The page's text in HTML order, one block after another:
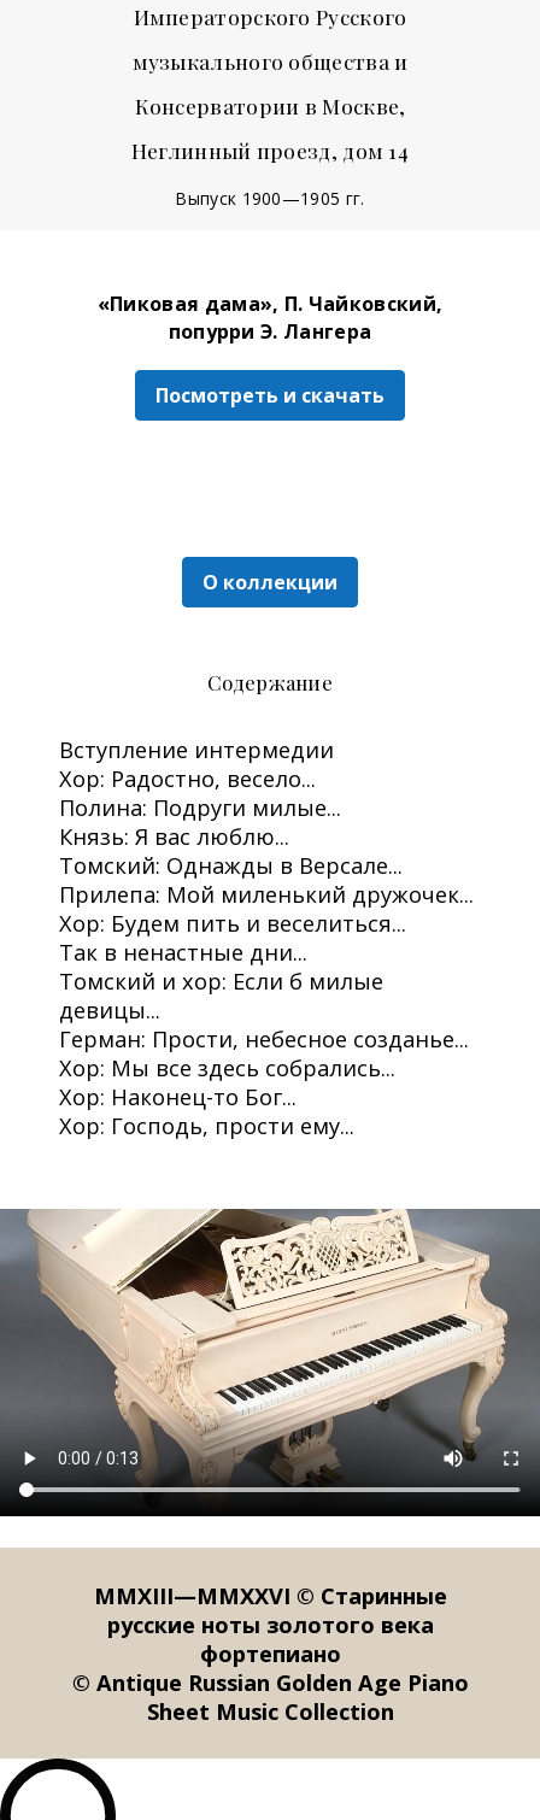
Императорского Русского
музыкального общества и
Консерватории в Москве,
Неглинный проезд, дом 14
Выпуск 1900—1905 гг.
«Пиковая дама», П. Чайковский,
попурри Э. Лангера
Посмотреть и скачать
О коллекции
Содержание
Вступление интермедии
Хор: Радостно, весело...
Полина: Подруги милые...
Князь: Я вас люблю...
Томский: Однажды в Версале...
Прилепа: Мой миленький дружочек...
Хор: Будем пить и веселиться...
Так в ненастные дни...
Томский и хор: Если б милые
девицы...
Герман: Прости, небесное созданье...
Хор: Мы все здесь собрались...
Хор: Наконец-то Бог...
Хор: Господь, прости ему...
MMXIII—MMXXVI © Старинные
русские ноты золотого века
фортепиано
© Antique Russian Golden Age Piano
Sheet Music Collection